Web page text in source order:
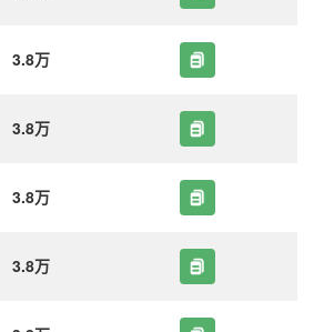
3.8万
3.8万
3.8万
3.8万